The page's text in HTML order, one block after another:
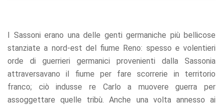
I Sassoni erano una delle genti germaniche più bellicose
stanziate a nord-est del fiume Reno: spesso e volentieri
orde di guerrieri germanici provenienti dalla Sassonia
attraversavano il fiume per fare scorrerie in territorio
franco; ciò indusse re Carlo a muovere guerra per
assoggettare quelle tribù. Anche una volta annesso ai